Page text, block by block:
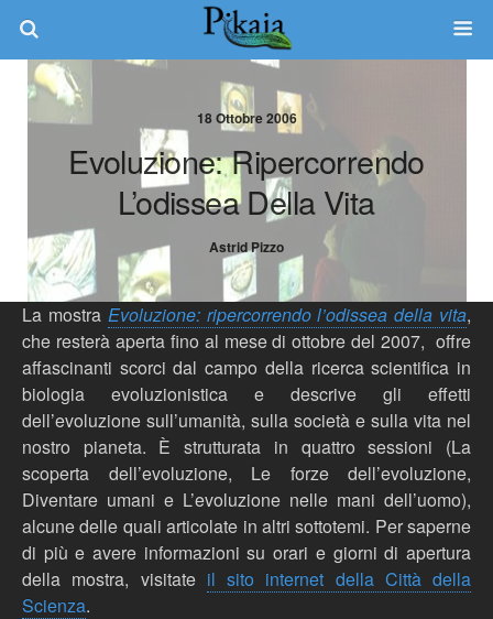
18 Ottobre 2006
Evoluzione: Ripercorrendo
L’odissea Della Vita
Astrid Pizzo
La mostra Evoluzione: ripercorrendo l’odissea della vita,
che resterà aperta fino al mese di ottobre del 2007, offre
affascinanti scorci dal campo della ricerca scientifica in
biologia evoluzionistica e descrive gli effetti
dell’evoluzione sull’umanità, sulla società e sulla vita nel
nostro pianeta. È strutturata in quattro sessioni (La
scoperta dell’evoluzione, Le forze dell’evoluzione,
Diventare umani e L’evoluzione nelle mani dell’uomo),
alcune delle quali articolate in altri sottotemi. Per saperne
di più e avere informazioni su orari e giorni di apertura
della mostra, visitate il sito internet della Città della
Scienza.